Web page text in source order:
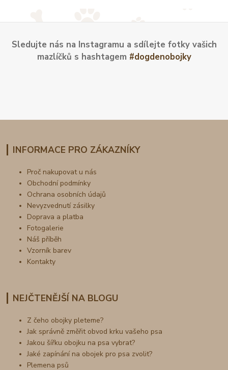
Sledujte nás na Instagramu a sdílejte fotky vašich
mazlíčků s hashtagem #dogdenobojky
INFORMACE PRO ZÁKAZNÍKY
Proč nakupovat u nás
Obchodní podmínky
Ochrana osobních údajů
Nevyzvednutí zásilky
Doprava a platba
Fotogalerie
Náš příběh
Vzorník barev
Kontakty
NEJČTENĚJŠÍ NA BLOGU
Z čeho obojky pleteme?
Jak správně změřit obvod krku vašeho psa
Jakou šířku obojku na psa vybrat?
Jaké zapínání na obojek pro psa zvolit?
Plemena psů